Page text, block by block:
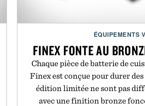
ÉQUIPEMENTS
FINEX FONTE AU
Chaque pièce de batterie de
Finex est conçue pour durer
édition limitée ne sont pas
avec une finition bronze